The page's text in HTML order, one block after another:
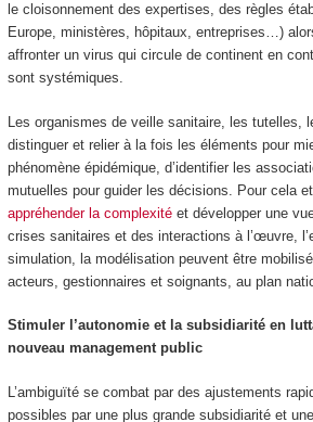
le cloisonnement des expertises, des règles
Europe, ministères, hôpitaux, entreprises…)
affronter un virus qui circule de continent en
sont systémiques.
Les organismes de veille sanitaire, les tutelles,
distinguer et relier à la fois les éléments pour
phénomène épidémique, d’identifier les
mutuelles pour guider les décisions. Pour cela
appréhender la complexitéet développer une
crises sanitaires et des interactions à l’œuvre,
simulation, la modélisation peuvent être
acteurs, gestionnaires et soignants, au plan
Stimuler l’autonomie et la subsidiarité en
nouveau management public
L’ambiguïté se combat par des ajustements
possibles par une plus grande subsidiarité et